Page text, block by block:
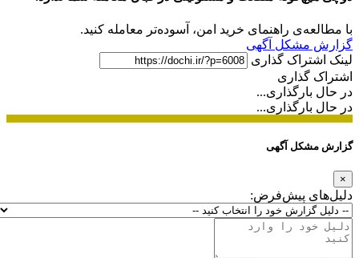
با مطالعه‌ی راهنمای خرید امن، آسوده‌تر معامله کنید.
گزارش مشکل آگهی
لینک اشتراک گذاری
اشتراک گذاری
در حال بارگذاری...
در حال بارگذاری...
گزارش مشکل آگهی
×
دلیل‌های پیش‌فرض: